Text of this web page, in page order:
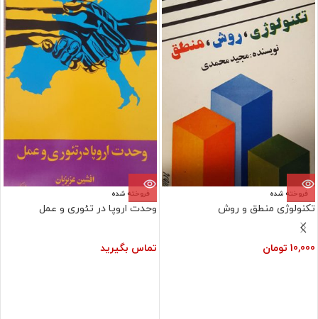
فروخته شده
تکنولوژی منطق و روش
10,000 تومان
فروخته شده
وحدت اروپا در تئوری و عمل
تماس بگیرید